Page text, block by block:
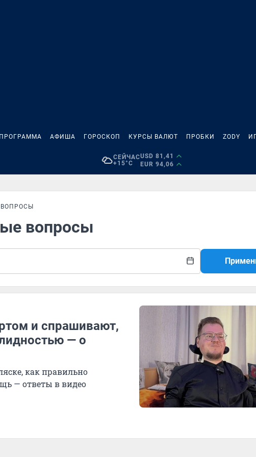
АФИША ГОРОСКОП КУРСЫ ВАЛЮТ ПРОБКИ ZODY
СЕЙЧАС
+15°C
USD 81,41
EUR 94,06
вопросы
и спрашивают,
— о
как правильно
— ответы в видео